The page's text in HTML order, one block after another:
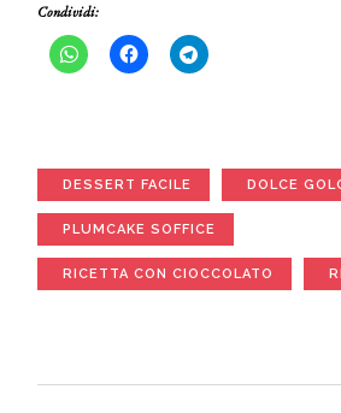
Condividi:
DESSERT FACILE DOLCE
PLUMCAKE SOFFICE
RICETTA CON CIOCCOLATO